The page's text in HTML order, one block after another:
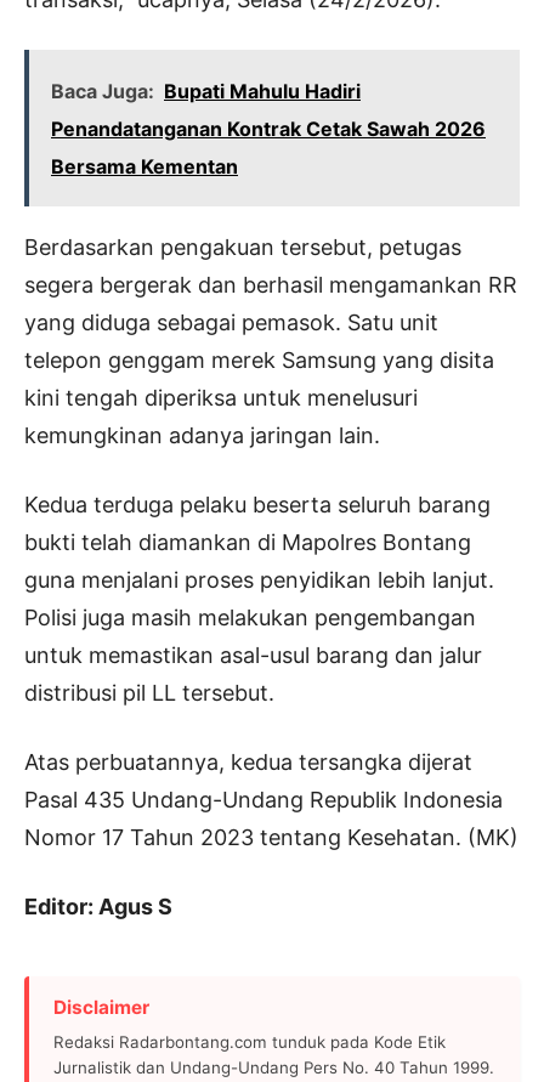
Baca Juga: Bupati Mahulu Hadiri
Penandatanganan Kontrak Cetak Sawah 2026
Bersama Kementan
Berdasarkan pengakuan tersebut, petugas
segera bergerak dan berhasil mengamankan RR
yang diduga sebagai pemasok. Satu unit
telepon genggam merek Samsung yang disita
kini tengah diperiksa untuk menelusuri
kemungkinan adanya jaringan lain.
Kedua terduga pelaku beserta seluruh barang
bukti telah diamankan di Mapolres Bontang
guna menjalani proses penyidikan lebih lanjut.
Polisi juga masih melakukan pengembangan
untuk memastikan asal-usul barang dan jalur
distribusi pil LL tersebut.
Atas perbuatannya, kedua tersangka dijerat
Pasal 435 Undang-Undang Republik Indonesia
Nomor 17 Tahun 2023 tentang Kesehatan. (MK)
Editor: Agus S
Disclaimer
Redaksi Radarbontang.com tunduk pada Kode Etik
Jurnalistik dan Undang-Undang Pers No. 40 Tahun 1999.